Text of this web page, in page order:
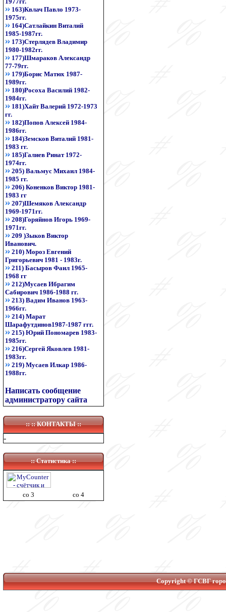
163)Квлач Павло 1973-
1975гг.
164)Сатлайкин Виталий
1985-1987гг.
173)Стерлядев Владимир
1980-1982гг.
177)Шмараков Александр
77-79гг.
179)Борис Матюх 1987-
1989гг.
180)Росоха Василий 1982-
1984гг.
181)Хайт Валерий 1972-1973
гг.
182)Попов Алексей 1984-
1986гг.
184)Земсков Виталий 1981-
1983 гг.
185)Галиев Ринат 1972-
1974гг.
205) Вальмус Михаил 1984-
1985 гг.
206) Коненков Виктор 1981-
1983 гг
207)Шемяков Александр
1969-1971гг.
208)Горяйнов Игорь 1969-
1971гг.
209 )Зыков Виктор
Иванович.
210) Мороз Евгений
Григорьевич 1981 - 1983г.
211) Басыров Фаил 1965-
1968 гг
212)Мусаев Ибрагим
Сабирович 1986-1988 гг.
213) Вадим Иванов 1963-
1966гг.
214) Марат
Шарафутдинов1987-1987 ггг.
215) Юрий Пономарев 1983-
1985гг.
216)Сергей Яковлев 1981-
1983гг.
219) Мусаев Илкар 1986-
1988гг.
Написать сообщение
администратору сайта
:: ::КОНТАКТЫ::
-
:: Статистика ::
co 3 co 4
Copyright © ГСВГ